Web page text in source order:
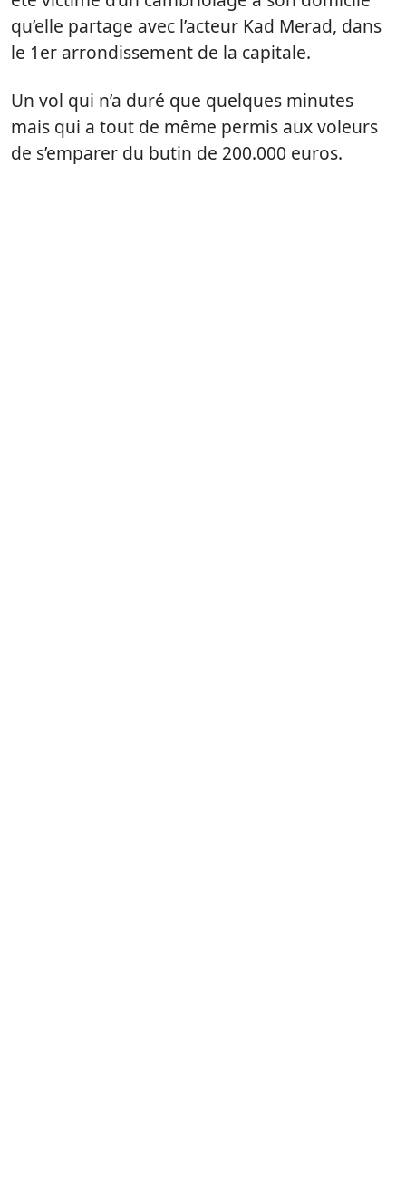
qu’elle partage avec l’acteur Kad Merad, dans
le 1er arrondissement de la capitale.
Un vol qui n’a duré que quelques minutes
mais qui a tout de même permis aux voleurs
de s’emparer du butin de 200.000 euros.